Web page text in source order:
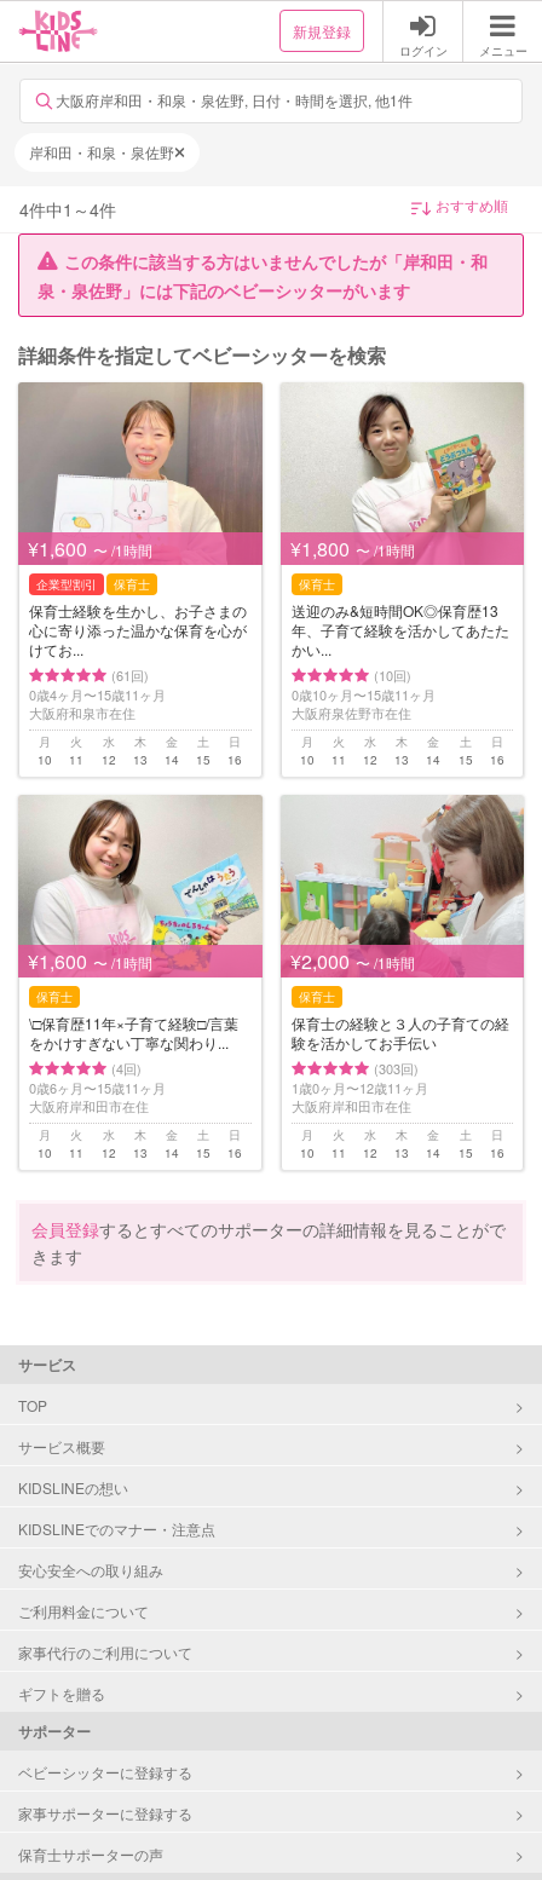
新規登録
ログイン メニュー
大阪府岸和田・和泉・泉佐野, 日付・時間を選択, 他1件
岸和田・和泉・泉佐野
4件中1 ～4件
この条件に該当する方はいませんでしたが「岸和田・和
泉・泉佐野」には下記のベビーシッターがいます
詳細条件を指定してベビーシッターを検索
¥1,600 〜 /1時間
企業型割引 保育士
保育士経験を生かし、お子さまの
心に寄り添った温かな保育を心が
けてお...
(61回)
0歳4ヶ月〜15歳11ヶ月
大阪府和泉市在住
月
10
火
11
水
12
木
13
金
14
土
15
日
16
¥1,800 〜 /1時間
保育士
送迎のみ&短時間OK◎保育歴13
年、子育て経験を活かしてあたた
かい...
(10回)
0歳10ヶ月〜15歳11ヶ月
大阪府泉佐野市在住
月
10
火
11
水
12
木
13
金
14
土
15
日
16
¥1,600 〜 /1時間
保育士
\□︎保育歴11年×子育て経験□︎/言葉
をかけすぎない丁寧な関わり...
(4回)
0歳6ヶ月〜15歳11ヶ月
大阪府岸和田市在住
月
10
火
11
水
12
木
13
金
14
土
15
日
16
¥2,000 〜 /1時間
保育士
保育士の経験と３人の子育ての経
験を活かしてお手伝い
(303回)
1歳0ヶ月〜12歳11ヶ月
大阪府岸和田市在住
月
10
火
11
水
12
木
13
金
14
土
15
日
16
会員登録するとすべてのサポーターの詳細情報を見ることがで
きます
サービス
TOP
サービス概要
KIDSLINEの想い
KIDSLINEでのマナー・注意点
安心安全への取り組み
ご利用料金について
家事代行のご利用について
ギフトを贈る
サポーター
ベビーシッターに登録する
家事サポーターに登録する
保育士サポーターの声